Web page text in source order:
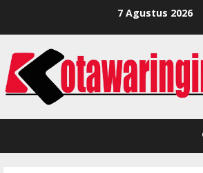
7 Agustus 2026